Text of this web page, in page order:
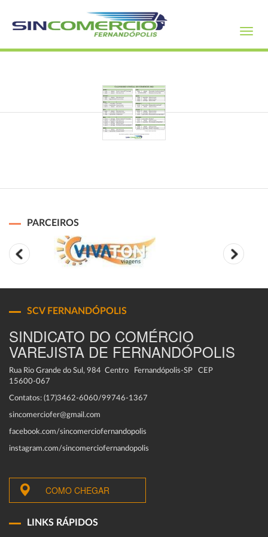
PARCEIROS
SCV FERNANDÓPOLIS
SINDICATO DO COMÉRCIO
VAREJISTA DE FERNANDÓPOLIS
Rua Rio Grande do Sul, 984 Centro Fernandópolis-SP CEP
15600-067
Contatos: (17)3462-6060/99746-1367
sincomerciofer@gmail.com
facebook.com/sincomerciofernandopolis
instagram.com/sincomerciofernandopolis
COMO CHEGAR
LINKS RÁPIDOS